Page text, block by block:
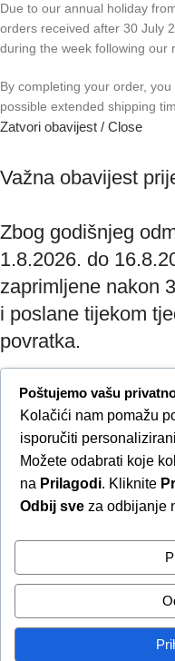
Due to our annual holiday
orders received after 30 July
during the week following our
By completing your order,
possible extended shipping
Zatvori obavijest / Close
Važna obavijest
Zbog godišnjeg
1.8.2026. do
zaprimljene nakon
i poslane tijekom
povratka.
Završetkom
upoznati s
Due to our annual holiday
orders received after 30 July
during the week following our
By completing your order,
possible extended shipping
Zatvori obavijest / Close
Poštujemo vašu
Kolačići nam pomažu
isporučiti
Možete odabrati koje
na Prilagodi. Kliknite
Odbij sve za odbijanje